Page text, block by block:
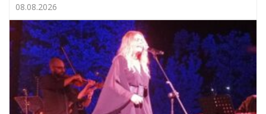
08.08.2026